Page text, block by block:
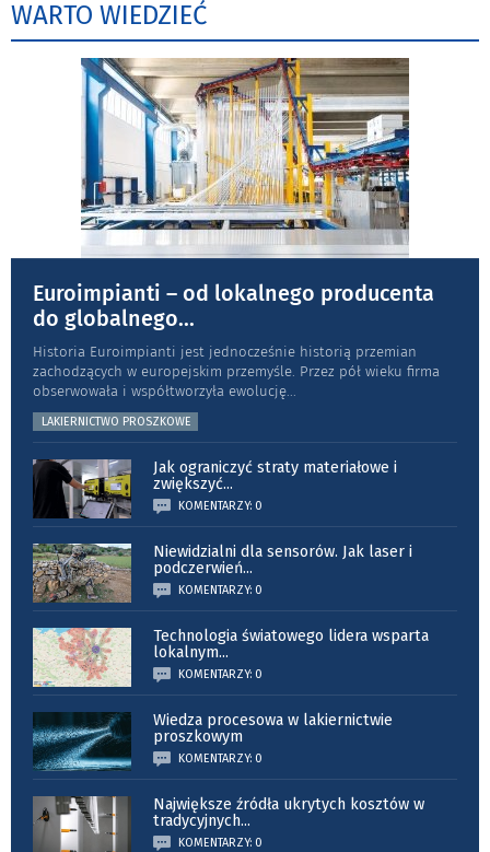
WARTO WIEDZIEĆ
Euroimpianti – od lokalnego producenta
do globalnego...
Historia Euroimpianti jest jednocześnie historią przemian
zachodzących w europejskim przemyśle. Przez pół wieku firma
obserwowała i współtworzyła ewolucję
LAKIERNICTWO PROSZKOWE
Jak ograniczyć straty materiałowe i
zwiększyć...
KOMENTARZY: 0
Niewidzialni dla sensorów. Jak laser i
podczerwień...
KOMENTARZY: 0
Technologia światowego lidera wsparta
lokalnym...
KOMENTARZY: 0
Wiedza procesowa w lakiernictwie
proszkowym
KOMENTARZY: 0
Największe źródła ukrytych kosztów w
tradycyjnych...
KOMENTARZY: 0